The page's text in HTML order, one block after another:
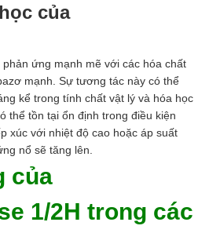
của
ứng mạnh mẽ với các hóa chất
mạnh. Sự tương tác này có thể
kể trong tính chất vật lý và hóa học
thể tồn tại ổn định trong điều kiện
xúc với nhiệt độ cao hoặc áp suất
nổ sẽ tăng lên.
của
1/2H trong các